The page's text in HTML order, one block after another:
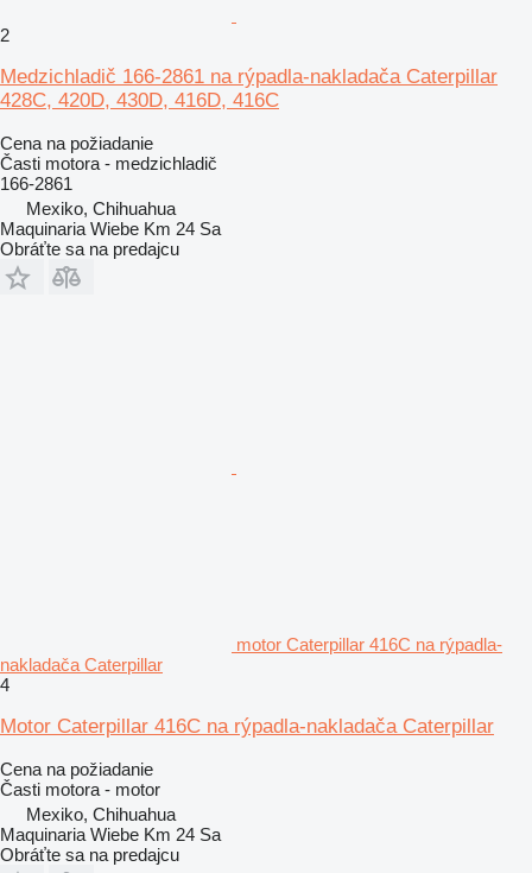
2
Medzichladič 166-2861 na rýpadla-nakladača Caterpillar
428C, 420D, 430D, 416D, 416C
Cena na požiadanie
Časti motora - medzichladič
166-2861
Mexiko, Chihuahua
Maquinaria Wiebe Km 24 Sa
Obráťte sa na predajcu
motor Caterpillar 416C na rýpadla-
nakladača Caterpillar
4
Motor Caterpillar 416C na rýpadla-nakladača Caterpillar
Cena na požiadanie
Časti motora - motor
Mexiko, Chihuahua
Maquinaria Wiebe Km 24 Sa
Obráťte sa na predajcu